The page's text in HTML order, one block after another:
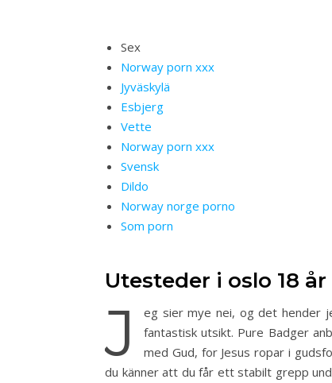
Sex
Norway porn xxx
Jyväskylä
Esbjerg
Vette
Norway porn xxx
Svensk
Dildo
Norway norge porno
Som porn
Utesteder i oslo 18
J
eg sier mye nei, og det hender
fantastisk utsikt. Pure Badger
med Gud, for Jesus ropar i
du känner att du får ett stabilt grepp